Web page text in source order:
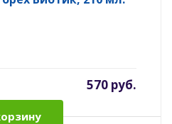
570 руб.